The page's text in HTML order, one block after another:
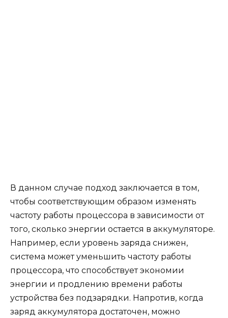
В данном случае подход заключается в том,
чтобы соответствующим образом изменять
частоту работы процессора в зависимости от
того, сколько энергии остается в аккумуляторе.
Например, если уровень заряда снижен,
система может уменьшить частоту работы
процессора, что способствует экономии
энергии и продлению времени работы
устройства без подзарядки. Напротив, когда
заряд аккумулятора достаточен, можно